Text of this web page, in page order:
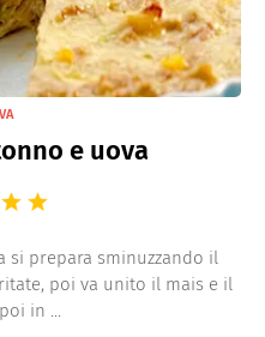
e uova
si prepara sminuzzando il
poi va unito il mais e il
in ...